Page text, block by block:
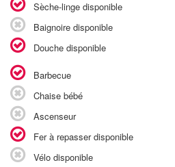
Sèche-linge disponible
Baignoire disponible
Douche disponible
Barbecue
Chaise bébé
Ascenseur
Fer à repasser disponible
Vélo disponible